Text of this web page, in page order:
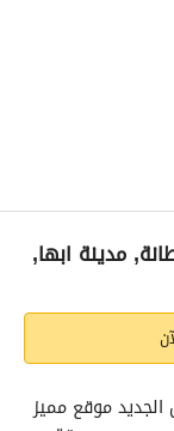
حاسبة التمويل
7, حي سلطانة, مدينة ابها,